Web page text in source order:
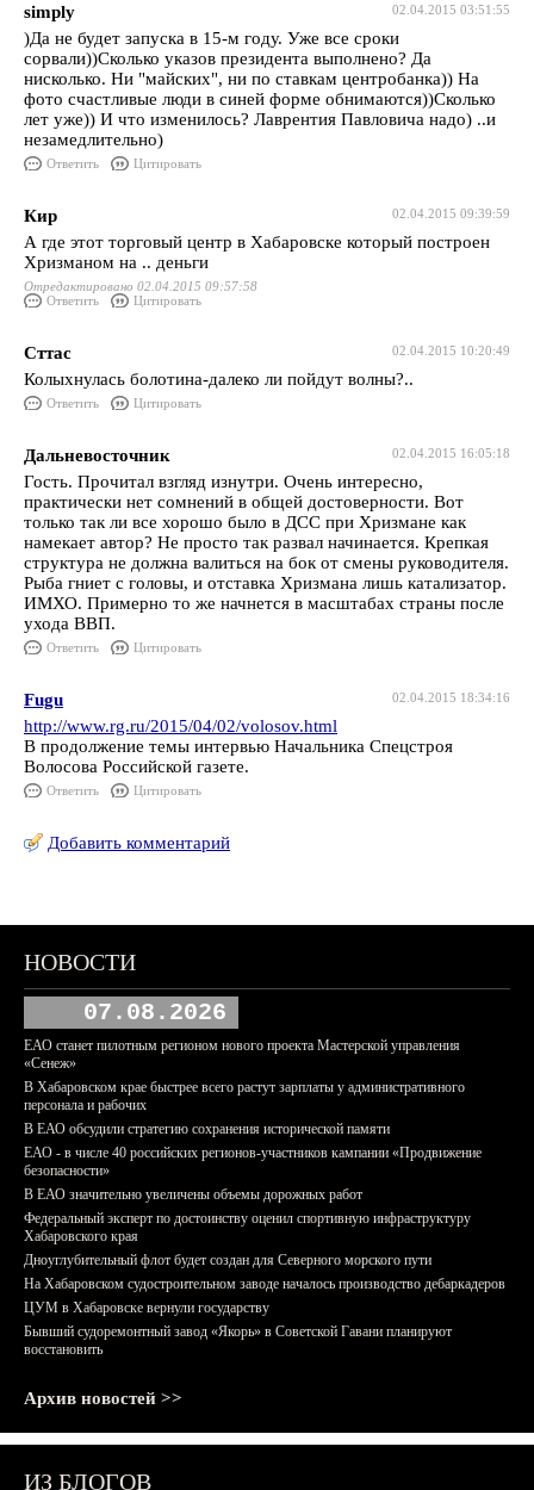
02.04.2015 03:51:55
simply
)Да не будет запуска в 15-м году. Уже все сроки
сорвали))Сколько указов президента выполнено? Да
нисколько. Ни "майских", ни по ставкам центробанка)) На
фото счастливые люди в синей форме обнимаются))Сколько
лет уже)) И что изменилось? Лаврентия Павловича надо) ..и
незамедлительно)
Ответить Цитировать
02.04.2015 09:39:59
Кир
А где этот торговый центр в Хабаровске который построен
Хризманом на .. деньги
Отредактировано 02.04.2015 09:57:58
Ответить
Цитировать
02.04.2015 10:20:49
Сттас
Колыхнулась болотина-далеко ли пойдут волны?..
Ответить Цитировать
02.04.2015 16:05:18
Дальневосточник
Гость. Прочитал взгляд изнутри. Очень интересно,
практически нет сомнений в общей достоверности. Вот
только так ли все хорошо было в ДСС при Хризмане как
намекает автор? Не просто так развал начинается. Крепкая
структура не должна валиться на бок от смены руководителя.
Рыба гниет с головы, и отставка Хризмана лишь катализатор.
ИМХО. Примерно то же начнется в масштабах страны после
ухода ВВП.
Ответить Цитировать
02.04.2015 18:34:16
Fugu
http://www.rg.ru/2015/04/02/volosov.html
В продолжение темы интервью Начальника Спецстроя
Волосова Российской газете.
Ответить Цитировать
Добавить комментарий
НОВОСТИ
07.08.2026
ЕАО станет пилотным регионом нового проекта Мастерской управления
«Сенеж»
В Хабаровском крае быстрее всего растут зарплаты у административного
персонала и рабочих
В ЕАО обсудили стратегию сохранения исторической памяти
ЕАО - в числе 40 российских регионов-участников кампании «Продвижение
безопасности»
В ЕАО значительно увеличены объемы дорожных работ
Федеральный эксперт по достоинству оценил спортивную инфраструктуру
Хабаровского края
Дноуглубительный флот будет создан для Северного морского пути
На Хабаровском судостроительном заводе началось производство дебаркадеров
ЦУМ в Хабаровске вернули государству
Бывший судоремонтный завод «Якорь» в Советской Гавани планируют
восстановить
Архив новостей >>
ИЗ БЛОГОВ